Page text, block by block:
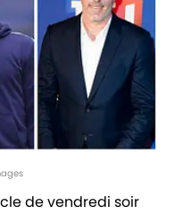
de vendredi soir